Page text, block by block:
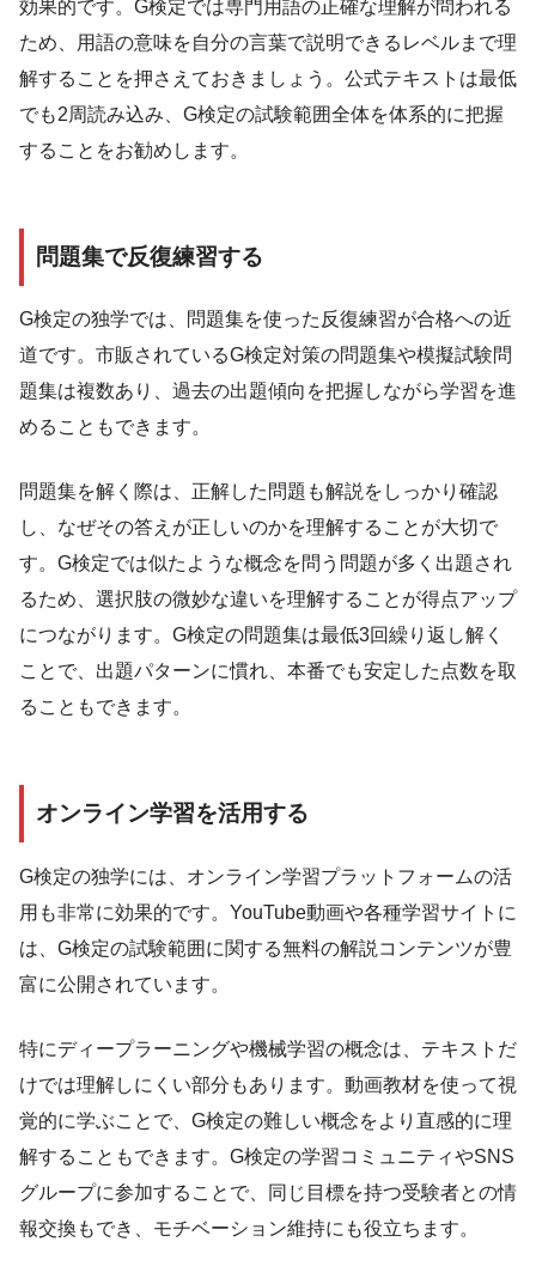
効果的です。G検定では専門用語の正確な理解が問われる
ため、用語の意味を自分の言葉で説明できるレベルまで理
解することを押さえておきましょう。公式テキストは最低
でも2周読み込み、G検定の試験範囲全体を体系的に把握
することをお勧めします。
問題集で反復練習する
G検定の独学では、問題集を使った反復練習が合格への近
道です。市販されているG検定対策の問題集や模擬試験問
題集は複数あり、過去の出題傾向を把握しながら学習を進
めることもできます。
問題集を解く際は、正解した問題も解説をしっかり確認
し、なぜその答えが正しいのかを理解することが大切で
す。G検定では似たような概念を問う問題が多く出題され
るため、選択肢の微妙な違いを理解することが得点アップ
につながります。G検定の問題集は最低3回繰り返し解く
ことで、出題パターンに慣れ、本番でも安定した点数を取
ることもできます。
オンライン学習を活用する
G検定の独学には、オンライン学習プラットフォームの活
用も非常に効果的です。YouTube動画や各種学習サイトに
は、G検定の試験範囲に関する無料の解説コンテンツが豊
富に公開されています。
特にディープラーニングや機械学習の概念は、テキストだ
けでは理解しにくい部分もあります。動画教材を使って視
覚的に学ぶことで、G検定の難しい概念をより直感的に理
解することもできます。G検定の学習コミュニティやSNS
グループに参加することで、同じ目標を持つ受験者との情
報交換もでき、モチベーション維持にも役立ちます。